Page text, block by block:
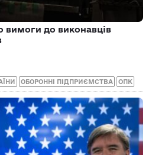
до виконавців
ОБОРОННІ ПІДПРИЄМСТВА ОПК